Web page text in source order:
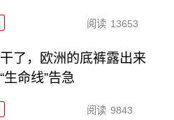
阅读 13653
了，欧洲的底裤露出来
生命线”告急
阅读 9843